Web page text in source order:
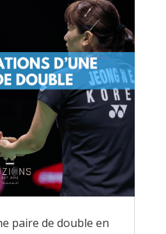
paire de double en